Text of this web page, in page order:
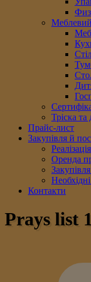
Тріска та
Прайс-лист
Закупівля й
Оренда
Контакти
Prays list